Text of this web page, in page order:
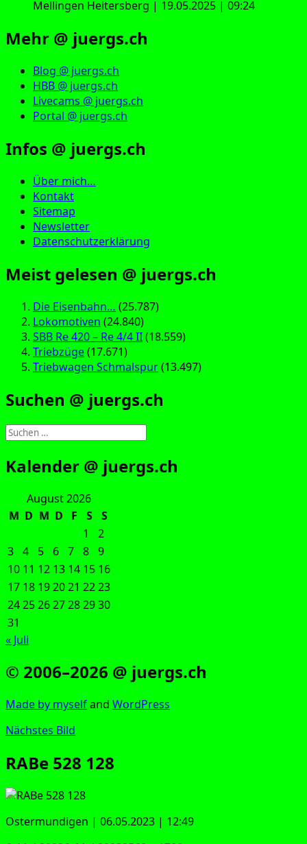
Mellingen Heitersberg | 19.05.2025 | 09:24
Mehr @ juergs.ch
Blog @ juergs.ch
HBB @ juergs.ch
Livecams @ juergs.ch
Portal @ juergs.ch
Infos @ juergs.ch
Über mich…
Kontakt
Sitemap
Newsletter
Datenschutzerklärung
Meist gelesen @ juergs.ch
Die Eisenbahn… (25.787)
Lokomotiven (24.840)
SBB Re 420 – Re 4/4 II(18.559)
Triebzüge(17.671)
Triebwagen Schmalspur(13.497)
Suchen @ juergs.ch
Suchen
nach:
Kalender @ juergs.ch
August 2026
M D M D F S
S
1
2
3 4 5 6 7 8 9
10 11 12 13 14 15 16
17 18 192021 2223
24252627282930
31
« Juli
© 2006–2026 @ juergs.ch
Made by mys­elfand Word­Press
Nächstes Bild
RABe 528 128
Oster­mun­di­gen | 06.05.2023 | 12:49